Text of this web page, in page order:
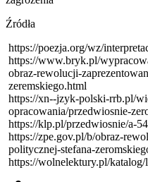
Źródła
https://poezja.org/wz/
https://www.bryk.pl/
obraz-rewolucji-
zeremskiego.html
https://xn--jzyk-polski-rrb.pl/
opracowania/przedwiosnie-
https://klp.pl/przedwiosnie/a-
https://zpe.gov.pl/b/obraz-
politycznej-stefana-
https://wolnelektury.pl/